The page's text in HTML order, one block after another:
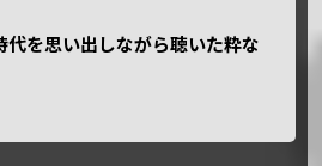
代を思い出しながら聴いた粋な